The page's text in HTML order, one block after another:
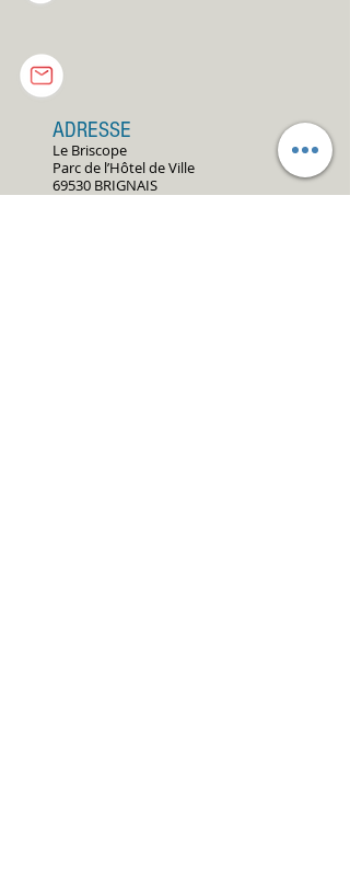
ADRESSE
Le Briscope
Parc de l’Hôtel de Ville
69530 BRIGNAIS